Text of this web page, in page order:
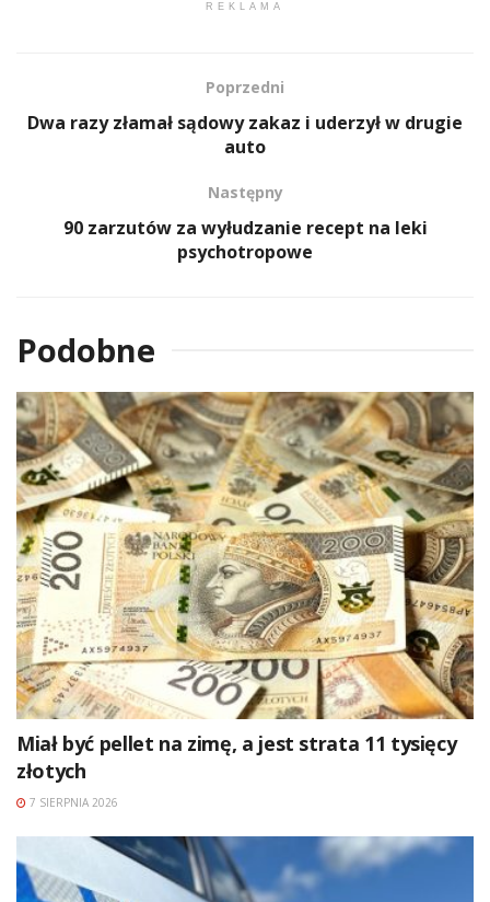
REKLAMA
Poprzedni
Dwa razy złamał sądowy zakaz i uderzył w drugie
auto
Następny
90 zarzutów za wyłudzanie recept na leki
psychotropowe
Podobne
Miał być pellet na zimę, a jest strata 11 tysięcy
złotych
7 SIERPNIA 2026